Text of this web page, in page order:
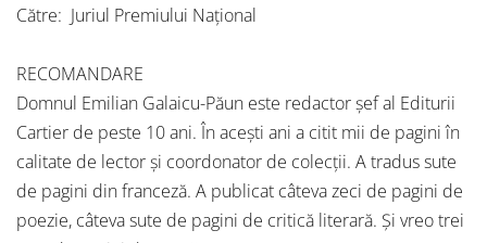
Către: Juriul Premiului Național
RECOMANDARE
Domnul Emilian Galaicu-Păun este redactor șef al Editurii
Cartier de peste 10 ani. În acești ani a citit mii de pagini în
calitate de lector și coordonator de colecții. A tradus sute
de pagini din franceză. A publicat câteva zeci de pagini de
poezie, câteva sute de pagini de critică literară. Și vreo trei